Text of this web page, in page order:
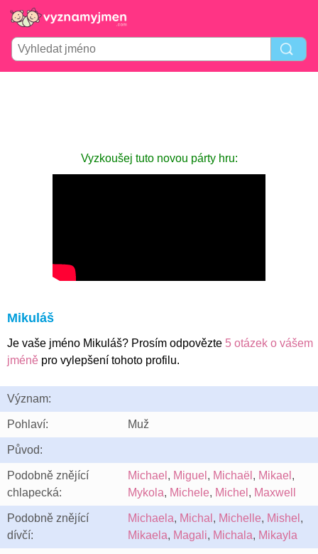
Vyzkoušej tuto novou párty hru:
Mikuláš
Je vaše jméno Mikuláš? Prosím odpovězte 5 otázek o vášem
jméně pro vylepšení tohoto profilu.
Význam:
Pohlaví: Muž
Původ:
Podobně znějící
chlapecká:
Michael , Miguel , Michaël , Mikael ,
Mykola, Michele, Michel , Maxwell
Podobně znějící
dívčí:
Michaela, Michal , Michelle, Mishel ,
Mikaela, Magali, Michala, Mikayla